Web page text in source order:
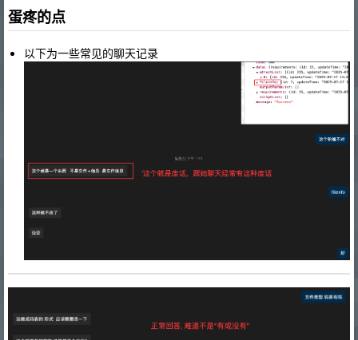
蛋疼的点
以下为一些常见的聊天记录